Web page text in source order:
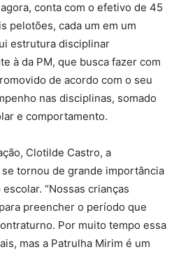
conta com o efetivo de 45
pelotões, cada um em um
estrutura disciplinar
à da PM, que busca fazer com
de acordo com o seu
nas disciplinas, somado
e comportamento.
Clotilde Castro, a
tornou de grande importância
“Nossas crianças
preencher o período que
Por muito tempo essa
mas a Patrulha Mirim é um